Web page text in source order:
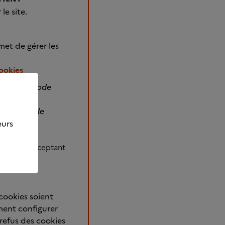
site.
de gérer les
le mode
mesure
en mode
acceptant
soient
configurer
des cookies